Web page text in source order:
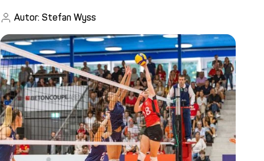
Autor: Stefan Wyss